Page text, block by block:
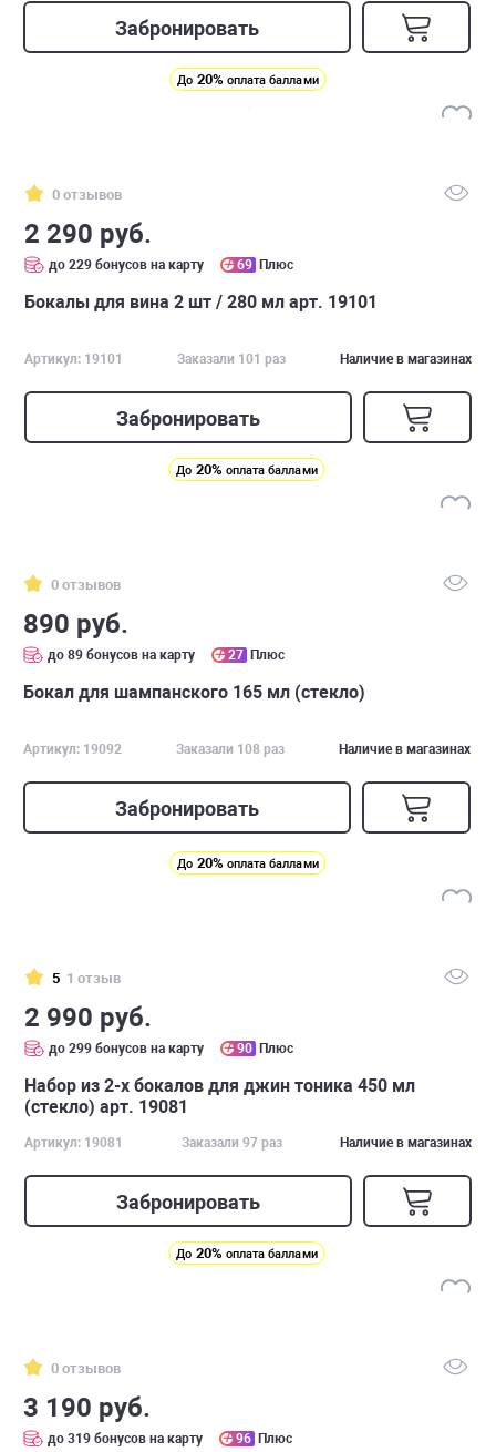
Забронировать
До 20% оплата баллами
0 отзывов
2 290 руб.
до 229 бонусов на карту 69 Плюс
Бокалы для вина 2 шт / 280 мл арт. 19101
Артикул: 19101 Заказали 101 раз Наличие в магазинах
Забронировать
До 20% оплата баллами
0 отзывов
890 руб.
до 89 бонусов на карту 27 Плюс
Бокал для шампанского 165 мл (стекло)
Артикул: 19092 Заказали 108 раз Наличие в магазинах
Забронировать
До 20% оплата баллами
5 1 отзыв
2 990 руб.
до 299 бонусов на карту 90 Плюс
Набор из 2-х бокалов для джин тоника 450 мл
(стекло) арт. 19081
Артикул: 19081 Заказали 97 раз Наличие в магазинах
Забронировать
До 20% оплата баллами
0 отзывов
3 190 руб.
до 319 бонусов на карту 96 Плюс